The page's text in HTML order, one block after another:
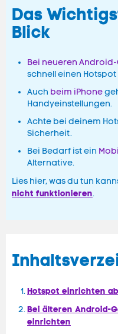
Das
Blick
Bei neueren
schnell einen Hotspot
Auch beim iPhone
Handyeinstellungen.
Achte bei deinem
Sicherheit.
Bei Bedarf ist ein
Alternative.
Lies hier, was du tun
nicht funktionieren.
Hotspot einrichten
Bei älteren Android-
einrichten